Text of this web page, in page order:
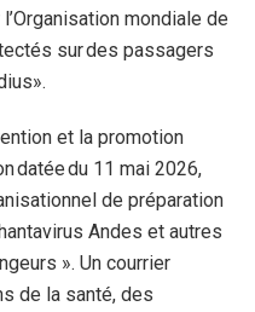
mondiale de
sur des passagers
et la promotion
datée du 11 mai 2026,
de préparation
Andes et autres
». Un courrier
de la santé, des